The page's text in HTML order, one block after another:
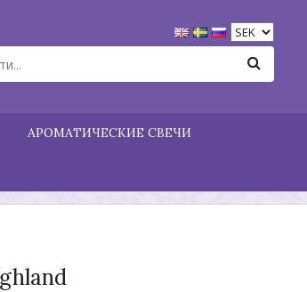
АРОМАТИЧЕСКИЕ СВЕЧИ